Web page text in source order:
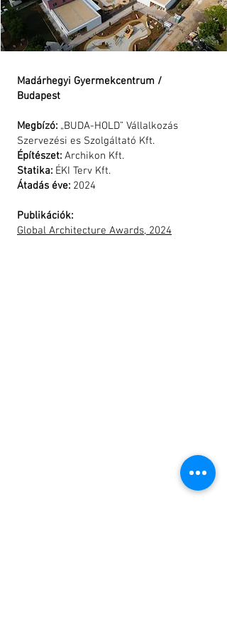
Ukrainians
which
bravely
defend not
freedom, but
Madárhegyi Gyermekcentrum /
Budapest
Megbízó: „BUDA-HOLD” Vállalkozás
Szervezési es Szolgáltató Kft.
Építészet: Archikon Kft.
Statika: ÉKI Terv Kft.
Átadás éve: 2024
Publikációk:
Global Architecture Awards, 2024